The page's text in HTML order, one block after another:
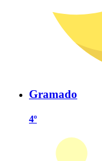
Gramado
4º